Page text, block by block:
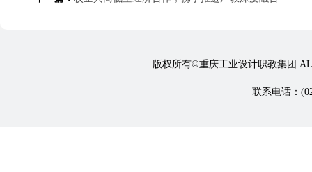
版权所有©重庆工业设计职教集团
联系电话：